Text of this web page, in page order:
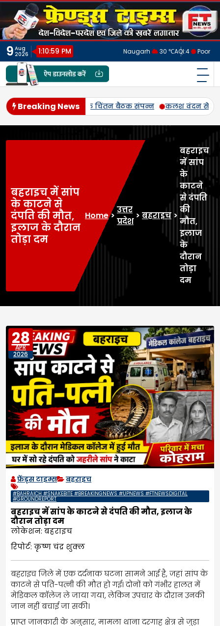
Skip
content
9 Aug
2026
1:11:02 PM Naugarh 30 ℃AQI:4 Poor
फ्रेंड्स टाइम्स
Breaking News
कलश वंदन से गूंजे मंदिर परिसर, समरसता का दिया संदेश। गुरु
बहराइच में सांप
के काटने से
दंपति की मौत,
इलाज के दौरान
तोड़ा दम
Home>
उत्तर
प्रदेश
> बहराइच >
बहराइच
में सांप
के
काटने
से दंपति
की
मौत,
इलाज
के
दौरान
तोड़ा
दम
28
APR
2026
फ्रेंड्स टाइम्स बहराइच
#BAHRAICH #SNAKEBITE #BREAKINGNEWS #UPNEWS #FTNEWSDIGITAL
#GROUNDREPORT
बहराइच में सांप के काटने से दंपति की मौत, इलाज के
दौरान तोड़ा दम
लोकेशन: बहराइच
रिपोर्ट: कृष्ण चंद्र शुक्ल
बहराइच जिले में एक दर्दनाक घटना सामने आई है, जहां सांप के
काटने से पति-पत्नी की मौत हो गई। दोनों को गंभीर हालत में
मेडिकल कॉलेज ले जाया गया, लेकिन उपचार के दौरान उनकी
जान नहीं बचाई जा सकी।
प्राप्त जानकारी के अनुसार, मामला थाना दरगाह क्षेत्र से जुड़ा